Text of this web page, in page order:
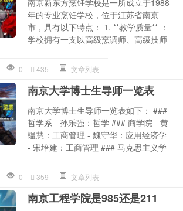
年的专业烹饪学校，位于江苏省南京
市，具有以下特点： 1. **教学质量** ：
学校拥有一支以高级烹调师、高级技师
0 435 文章列表
南京大学博士生导师一览表
南京大学博士生导师一览表如下： ###
哲学系 - 孙乐强：哲学 ### 商学院 - 黄
韫慧：工商管理 - 魏守华：应用经济学
- 宋培建：工商管理 ### 马克思主义学
0 359 文章列表
南京工程学院是985还是211